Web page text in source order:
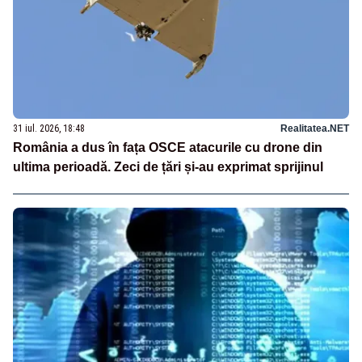
31 iul. 2026, 18:48 Realitatea.NET
România a dus în fața OSCE atacurile cu drone din
ultima perioadă. Zeci de țări și-au exprimat sprijinul